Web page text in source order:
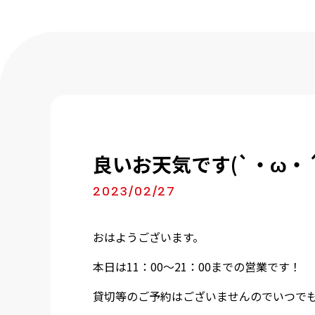
良いお天気です(`・ω・
2023/02/27
おはようございます。
本日は11：00～21：00までの営業です！
貸切等のご予約はございませんのでいつで